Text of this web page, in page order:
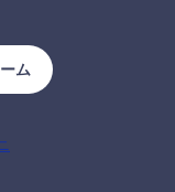
ム